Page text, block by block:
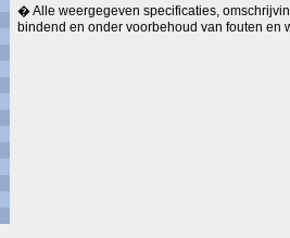
� Alle weergegeven specificaties,
bindend en onder voorbehoud van fouten en